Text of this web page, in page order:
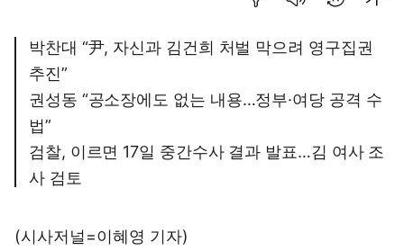
박찬대 “尹, 자신과 김건희 처벌 막으려 영구집권
추진”
권성동 “공소장에도 없는 내용…정부·여당 공격 수
법”
검찰, 이르면 17일 중간수사 결과 발표…김 여사 조
사 검토
(시사저널=이혜영 기자)